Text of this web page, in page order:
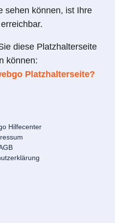
sehen können, ist Ihre
diese Platzhalterseite
können:
Platzhalterseite?
Hilfecenter